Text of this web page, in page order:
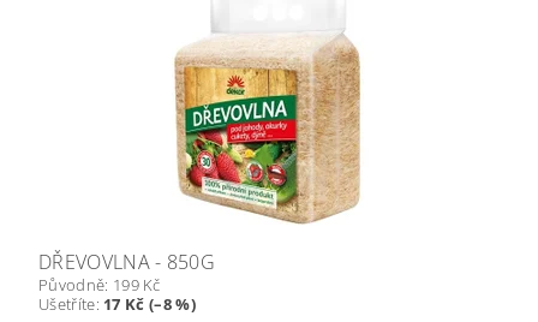
DŘEVOVLNA - 850G
Původně: 199 Kč
Ušetříte: 17 Kč (–8 %)